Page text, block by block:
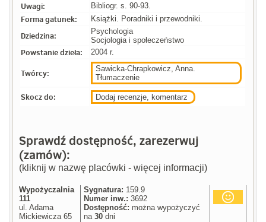
Uwagi: Bibliogr. s. 90-93.
Forma gatunek: Książki. Poradniki i przewodniki.
Dziedzina:
Psychologia
Socjologia i społeczeństwo
Powstanie dzieła: 2004 r.
Twórcy:
Sawicka-Chrapkowicz, Anna.
Tłumaczenie
Skocz do: Dodaj recenzje, komentarz
Sprawdź dostępność, zarezerwuj
(zamów):
(kliknij w nazwę placówki - więcej informacji)
Wypożyczalnia
111
ul. Adama
Mickiewicza 65
Sygnatura: 159.9
Numer inw.: 3692
Dostępność: można wypożyczyć
na30 dni